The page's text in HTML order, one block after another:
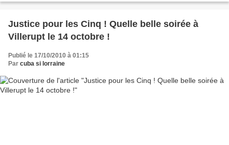
Justice pour les Cinq ! Quelle belle soirée à
Villerupt le 14 octobre !
Publié le 17/10/2010 à 01:15
Par cuba si lorraine